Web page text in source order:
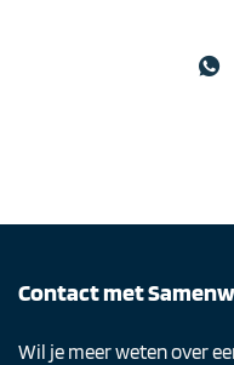
Contact met
Wil je meer weten over